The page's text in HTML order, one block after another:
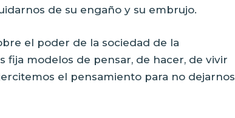
de su engaño y su embrujo.
el poder de la sociedad de la
fija modelos de pensar, de hacer, de vivir
el pensamiento para no dejarnos